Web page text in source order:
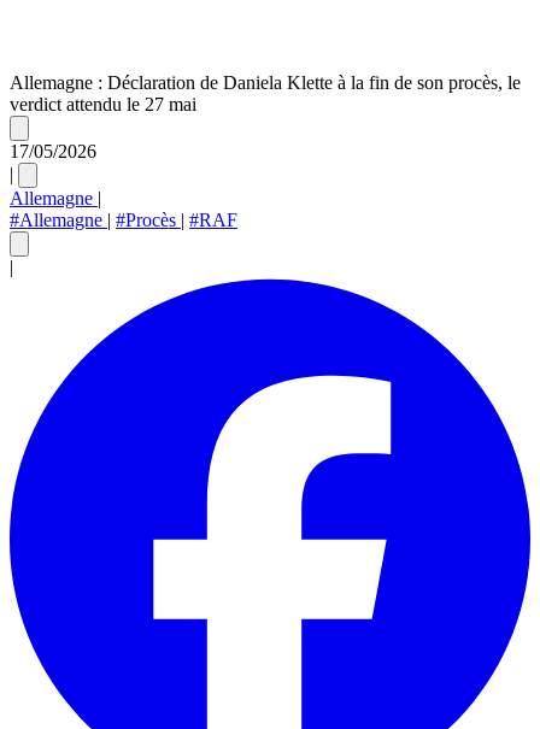
Allemagne : Déclaration de Daniela Klette à la fin de son procès, le
verdict attendu le 27 mai
17/05/2026
|
Allemagne |
#Allemagne | #Procès | #RAF
|